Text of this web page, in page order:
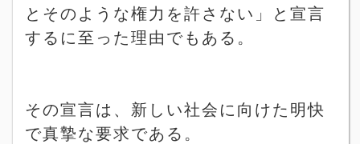
とそのような権力を許さない」と宣言
するに至った理由でもある。
その宣言は、新しい社会に向けた明快
で真摯な要求である。